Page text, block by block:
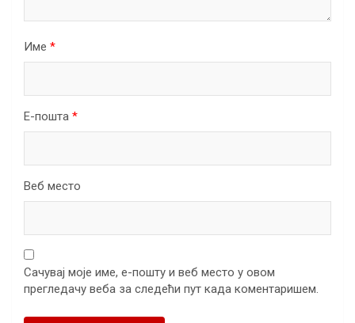
Име *
Е-пошта *
Веб место
Сачувај моје име, е-пошту и веб место у овом
прегледачу веба за следећи пут када коментаришем.